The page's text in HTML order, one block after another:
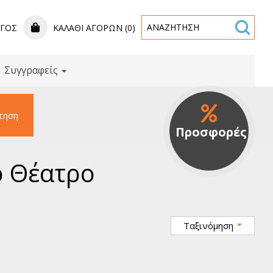
ΚΑΛΆΘΙ ΑΓΟΡΏΝ (0)
Συγγραφείς
Θέατρο
Ταξινόμηση
Προσφορές